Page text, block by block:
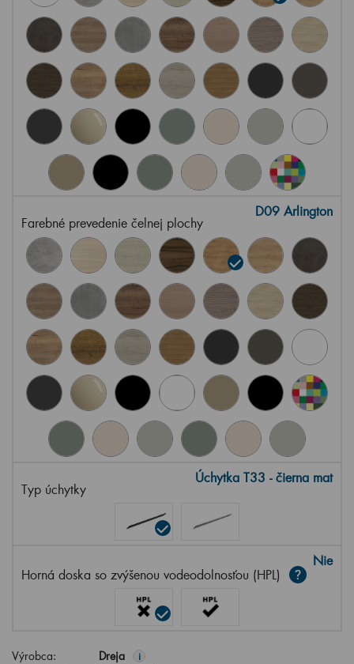
Farebné prevedenie čelnej plochy
D09 Arlington
Typ úchytky
Úchytka T33 - čierna mat
Horná doska so zvýšenou vodeodolnosťou (HPL)
Nie
Výrobca: Dreja i